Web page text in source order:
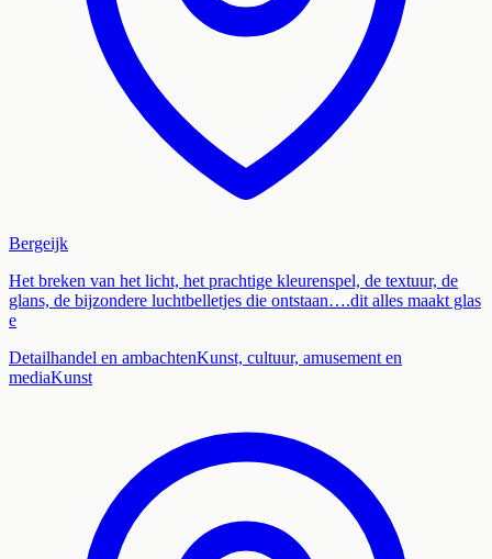
Bergeijk
Het breken van het licht, het prachtige kleurenspel, de textuur, de
glans, de bijzondere luchtbelletjes die ontstaan….dit alles maakt glas
e
Detailhandel en ambachtenKunst, cultuur, amusement en
mediaKunst